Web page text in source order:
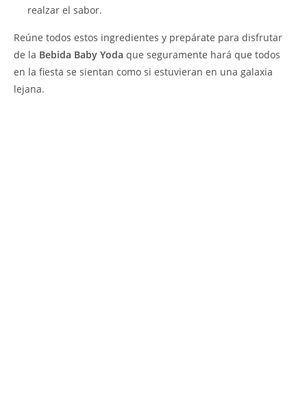
realzar el sabor.
Reúne todos estos ingredientes y prepárate para disfrutar
de la Bebida Baby Yoda que seguramente hará que todos
en la fiesta se sientan como si estuvieran en una galaxia
lejana.